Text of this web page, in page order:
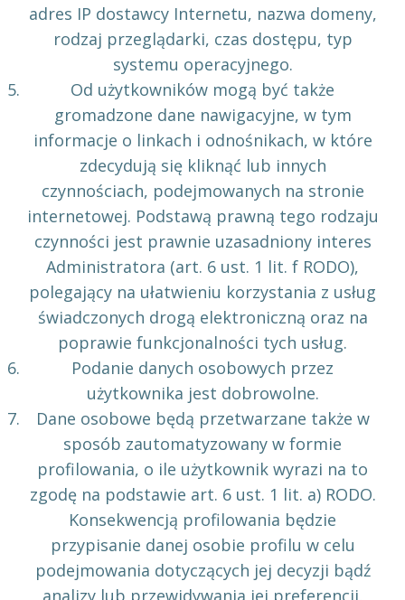
adres IP dostawcy Internetu, nazwa domeny,
rodzaj przeglądarki, czas dostępu, typ
systemu operacyjnego.
Od użytkowników mogą być także
gromadzone dane nawigacyjne, w tym
informacje o linkach i odnośnikach, w które
zdecydują się kliknąć lub innych
czynnościach, podejmowanych na stronie
internetowej. Podstawą prawną tego rodzaju
czynności jest prawnie uzasadniony interes
Administratora (art. 6 ust. 1 lit. f RODO),
polegający na ułatwieniu korzystania z usług
świadczonych drogą elektroniczną oraz na
poprawie funkcjonalności tych usług.
Podanie danych osobowych przez
użytkownika jest dobrowolne.
Dane osobowe będą przetwarzane także w
sposób zautomatyzowany w formie
profilowania, o ile użytkownik wyrazi na to
zgodę na podstawie art. 6 ust. 1 lit. a) RODO.
Konsekwencją profilowania będzie
przypisanie danej osobie profilu w celu
podejmowania dotyczących jej decyzji bądź
analizy lub przewidywania jej preferencji,